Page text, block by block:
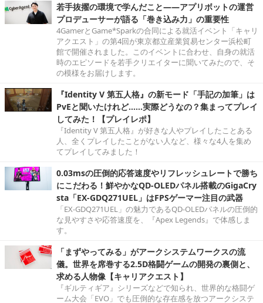
若手抜擢の環境で学んだこと――アプリボットの運営
プロデューサーが語る「巻き込み力」の重要性
4GamerとGame*Sparkの合同による就活イベント「キャリ
アクエスト」の第4回が東京都立産業貿易センター浜松町
館で開催されました。このイベントに合わせ、自身の就活
時のエピソードを若手クリエイターに聞いてみたので、そ
の模様をお届けします。
『Identity V 第五人格』の新モード「手記の加筆」は
PvEと聞いたけれど……実際どうなの？集まってプレイ
してみた！【プレイレポ】
『Identity V 第五人格』が好きな人やプレイしたことある
人、全くプレイしたことがない人など、様々な4人を集め
てプレイしてみました！
0.03msの圧倒的応答速度やリフレッシュレートで勝ち
にこだわる！鮮やかなQD-OLEDパネル搭載のGigaCry
sta「EX-GDQ271UEL」はFPSゲーマー注目の武器
「EX-GDQ271UEL」の魅力であるQD-OLEDパネルの圧倒的
な見やすさや応答速度を、『Apex Legends』で体感しま
す。
「まずやってみる」がアークシステムワークスの流
儀。世界を席巻する2.5D格闘ゲームの開発の裏側と、
求める人物像【キャリアクエスト】
『ギルティギア』シリーズなどで知られ、世界的な格闘ゲ
ーム大会「EVO」でも圧倒的な存在感を放つアークシステ